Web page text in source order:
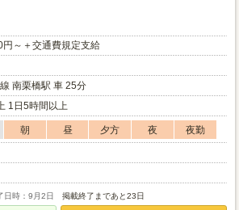
円～＋交通費規定支給
南栗橋駅 車 25分
1日5時間以上
朝 昼 夕方 夜
夜勤
日時：9月2日 掲載終了まであと23日